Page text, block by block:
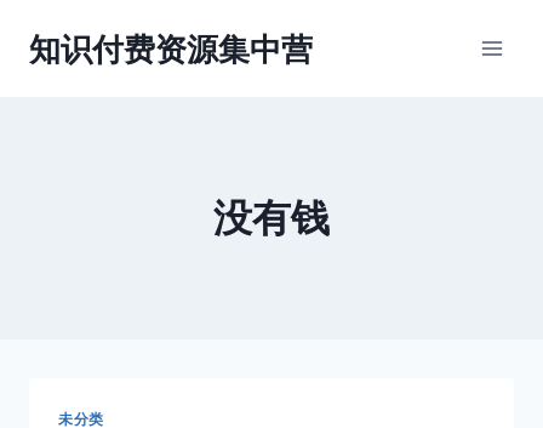
知识付费资源集中营
没有钱
未分类